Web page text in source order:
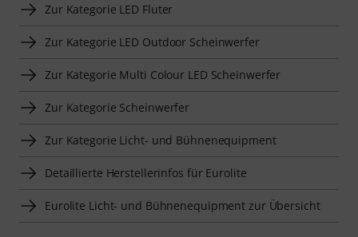
Zur Kategorie LED Fluter
Zur Kategorie LED Outdoor Scheinwerfer
Zur Kategorie Multi Colour LED Scheinwerfer
Zur Kategorie Scheinwerfer
Zur Kategorie Licht- und Bühnenequipment
Detaillierte Herstellerinfos für Eurolite
Eurolite Licht- und Bühnenequipment zur Übersicht